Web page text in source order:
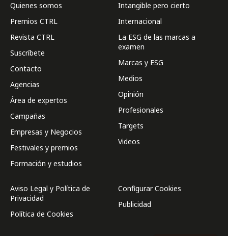
Quienes somos
Premios CTRL
Revista CTRL
Suscríbete
Contacto
Agencias
Área de expertos
Campañas
Empresas y Negocios
Festivales y premios
Formación y estudios
Intangible pero cierto
Internacional
La ESG de las marcas a
examen
Marcas y ESG
Medios
Opinión
Profesionales
Targets
Videos
Aviso Legal y Política de
Privacidad
Política de Cookies
Configurar Cookies
Publicidad